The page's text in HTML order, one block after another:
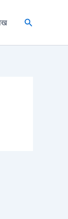
Search